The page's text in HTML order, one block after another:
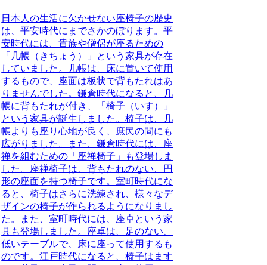
日本人の生活に欠かせない座椅子の歴史
は、平安時代にまでさかのぼります。平
安時代には、貴族や僧侶が座るための
「几帳（きちょう）」という家具が存在
していました。几帳は、床に置いて使用
するもので、座面は板状で背もたれはあ
りませんでした。鎌倉時代になると、几
帳に背もたれが付き、「椅子（いす）」
という家具が誕生しました。椅子は、几
帳よりも座り心地が良く、庶民の間にも
広がりました。また、鎌倉時代には、座
禅を組むための「座禅椅子」も登場しま
した。座禅椅子は、背もたれのない、円
形の座面を持つ椅子です。室町時代にな
ると、椅子はさらに洗練され、様々なデ
ザインの椅子が作られるようになりまし
た。また、室町時代には、座卓という家
具も登場しました。座卓は、足のない、
低いテーブルで、床に座って使用するも
のです。江戸時代になると、椅子はます